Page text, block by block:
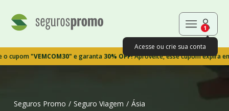
1
Acesse ou crie sua conta
"VEMCOM30"e garanta30% OFF!Aproveite, esse cupom expira em
Seguros Promo / Seguro Viagem / Ásia